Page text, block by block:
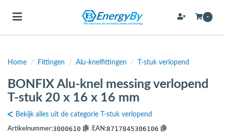
(Bevestigingsmateriaal / schroeven)
(Buffervaten, hygiene boilers & boilervaten)
(Expansievaten)
Toggle navigation -
Home / Fittingen / Alu-knelfittingen / T-stuk verlopend
BONFIX Alu-knel messing verlopend
T-stuk 20 x 16 x 16 mm
Bekijk alles uit de categorie T-stuk verlopend
Artikelnummer:3000610 EAN:8717845306106